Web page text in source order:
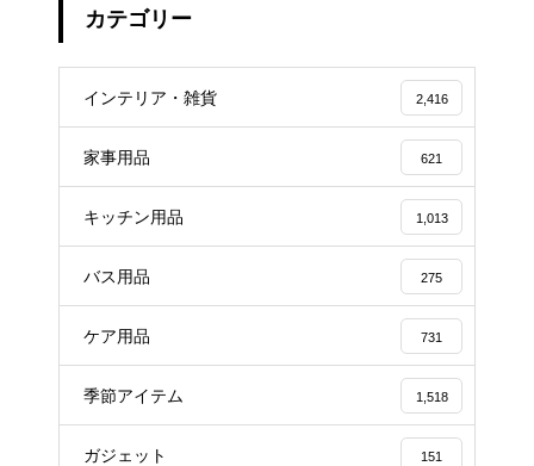
カテゴリー
インテリア・雑貨 2,416
家事用品 621
キッチン用品 1,013
バス用品 275
ケア用品 731
季節アイテム 1,518
ガジェット 151